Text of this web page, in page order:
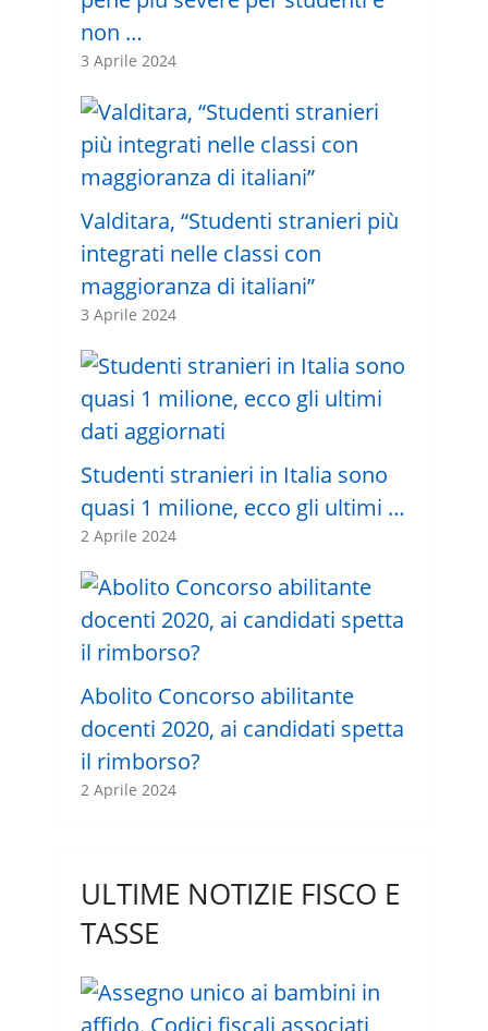
non …
3 Aprile 2024
Valditara, “Studenti stranieri più
integrati nelle classi con
maggioranza di italiani”
3 Aprile 2024
Studenti stranieri in Italia sono
quasi 1 milione, ecco gli ultimi …
2 Aprile 2024
Abolito Concorso abilitante
docenti 2020, ai candidati spetta
il rimborso?
2 Aprile 2024
ULTIME NOTIZIE FISCO E
TASSE